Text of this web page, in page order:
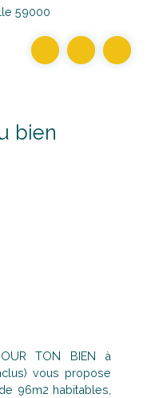
59000
bien
TON BIEN à
vous propose
96m2 habitables,